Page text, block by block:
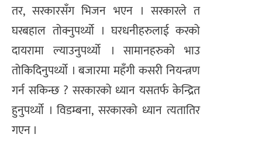
तर, सरकारसँग भिजन भएन । सरकारले त
घरबहाल तोक्नुपर्थ्यो । घरधनीहरुलाई करको
दायरामा ल्याउनुपर्थ्यो । सामानहरुको भाउ
तोकिदिनुपर्थ्यो । बजारमा महँगी कसरी नियन्त्रण
गर्न सकिन्छ ? सरकारको ध्यान यसतर्फ केन्द्रित
हुनुपर्थ्यो । विडम्बना, सरकारको ध्यान त्यतातिर
गएन ।